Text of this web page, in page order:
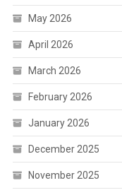
May 2026
April 2026
March 2026
February 2026
January 2026
December 2025
November 2025